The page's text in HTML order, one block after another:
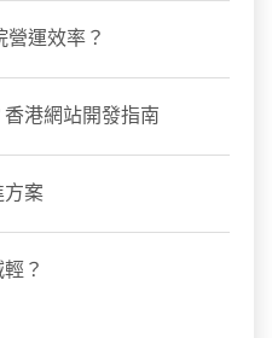
運效率？
港網站開發指南
案
？